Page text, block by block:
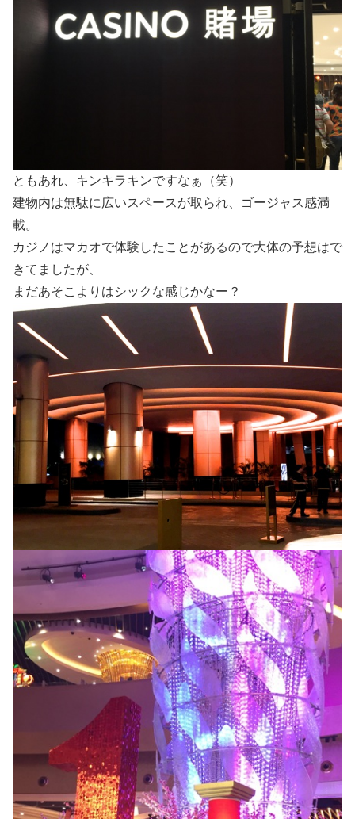
ともあれ、キンキラキンですなぁ（笑）
建物内は無駄に広いスペースが取られ、ゴージャス感満
載。
カジノはマカオで体験したことがあるので大体の予想はで
きてましたが、
まだあそこよりはシックな感じかなー？